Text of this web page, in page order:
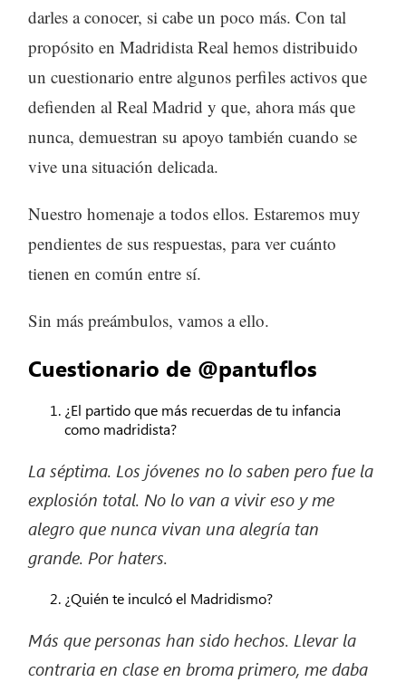
darles a conocer, si cabe un poco más. Con tal
propósito en Madridista Real hemos distribuido
un cuestionario entre algunos perfiles activos que
defienden al Real Madrid y que, ahora más que
nunca, demuestran su apoyo también cuando se
vive una situación delicada.
Nuestro homenaje a todos ellos. Estaremos muy
pendientes de sus respuestas, para ver cuánto
tienen en común entre sí.
Sin más preámbulos, vamos a ello.
Cuestionario de @pantuflos
¿El partido que más recuerdas de tu infancia
como madridista?
Laséptima. Los jóvenes no losaben pero fue la
explosión total. No lo van a vivir eso y me
alegro que nunca vivan una alegría tan
grande. Por haters.
¿Quién te inculcó el Madridismo?
Más que personas han sidohechos. Llevar la
contraria en clase en broma primero, me daba